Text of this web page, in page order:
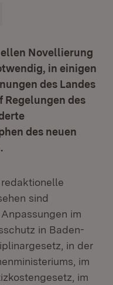
Novellierung
in einigen
des Landes
Regelungen des
des neuen
sind
im
in Baden-
in der
im
im